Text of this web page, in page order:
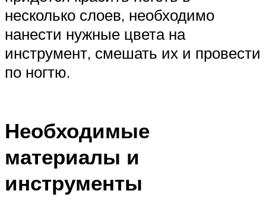
несколько слоев, необходимо
нанести нужные цвета на
инструмент, смешать их и провести
по ногтю.
Необходимые
материалы и
инструменты